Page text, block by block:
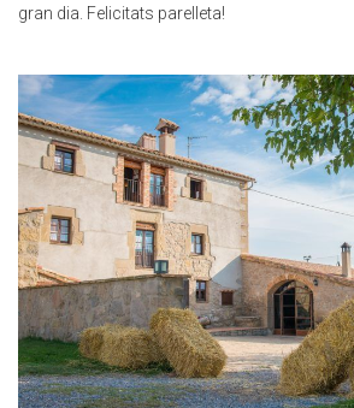
gran dia. Felicitats parelleta!